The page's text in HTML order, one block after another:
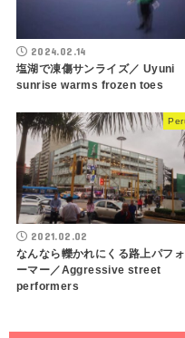
2024.02.14
塩湖で凍傷サンライズ／ Uyuni
sunrise warms frozen toes
2021.02.02
なんなら轢かれにくる路上パフォ
ーマー／Aggressive street
performers